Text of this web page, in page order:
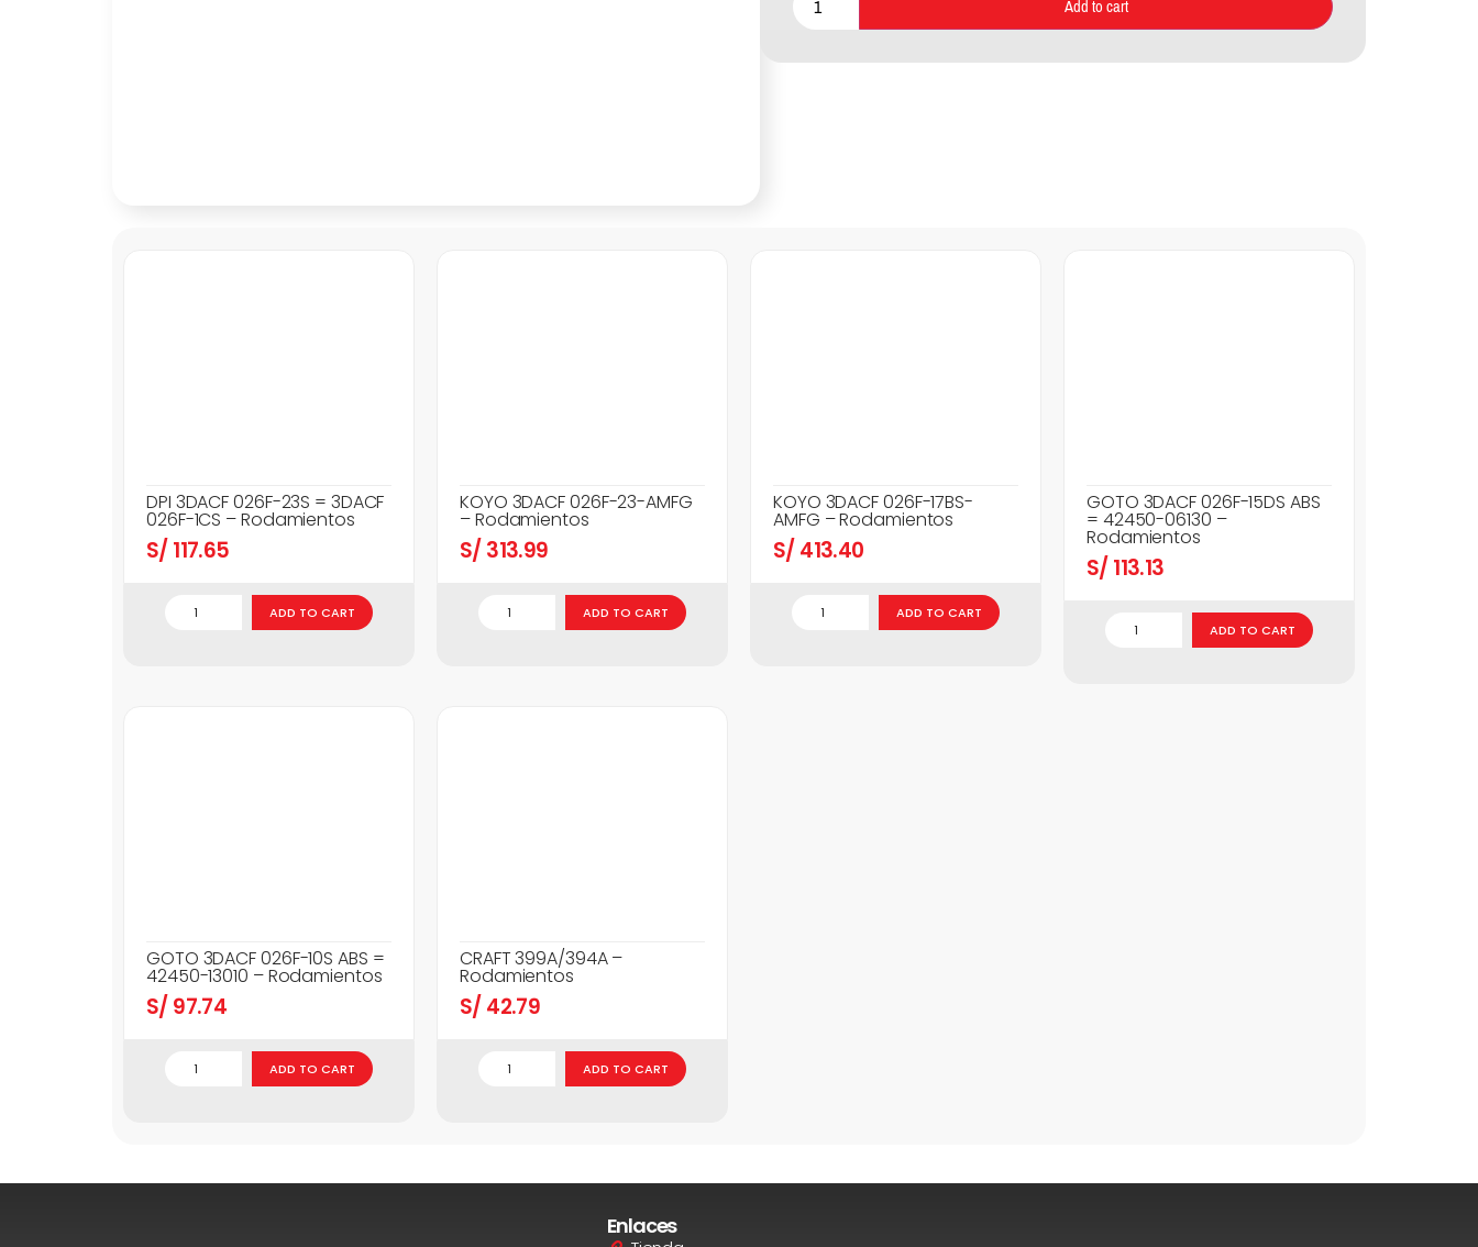
Add to cart
DPI 3DACF 026F-23S = 3DACF
026F-1CS – Rodamientos
S/ 117.65
ADD TO CART
KOYO 3DACF 026F-23-AMFG
– Rodamientos
S/ 313.99
ADD TO CART
KOYO 3DACF 026F-17BS-
AMFG – Rodamientos
S/ 413.40
ADD TO CART
GOTO 3DACF 026F-15DS ABS
= 42450-06130 –
Rodamientos
S/ 113.13
ADD TO CART
GOTO 3DACF 026F-10S ABS =
42450-13010 – Rodamientos
S/ 97.74
ADD TO CART
CRAFT 399A/394A –
Rodamientos
S/ 42.79
ADD TO CART
Enlaces